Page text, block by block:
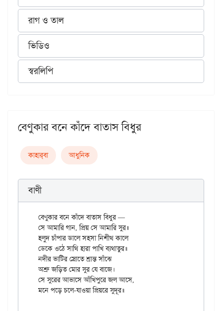
রাগ ও তাল
ভিডিও
স্বরলিপি
বেণুকার বনে কাঁদে বাতাস বিধুর
কাহার্‌বা আধুনিক
বাণী
বেণুকার বনে কাঁদে বাতাস বিধুর —
সে আমারি গান, প্রিয় সে আমারি সুর॥
হলুদ চাঁপার ডালে সহসা নিশীথ কালে
ডেকে ওঠে সাথি হারা পাখি ব্যথাতুর॥
নদীর ভাটির স্রোতে শ্রান্ত সাঁঝে
অশ্রু জড়িত মোর সুর যে বাজে।
সে সুরের আভাসে আঁখিপুরে জল আসে,